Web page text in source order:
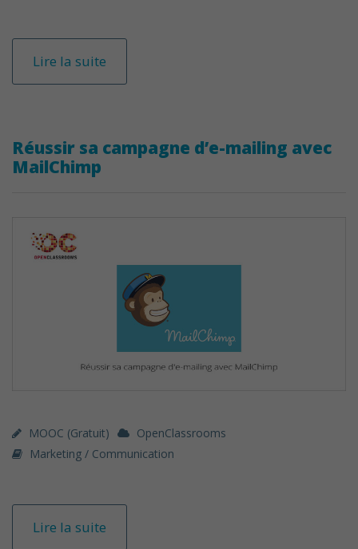
Lire la suite
Réussir sa campagne d’e-mailing avec
MailChimp
MOOC (gratuit)
OpenClassrooms
Marketing / Communication
Lire la suite